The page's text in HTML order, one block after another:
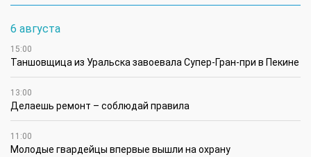
6 августа
15:00
Таншовщица из Уральска завоевала Супер-Гран-при в Пекине
13:00
Делаешь ремонт – соблюдай правила
11:00
Молодые гвардейцы впервые вышли на охрану